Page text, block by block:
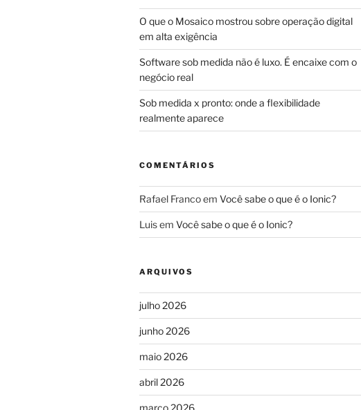
O que o Mosaico mostrou sobre operação digital
em alta exigência
Software sob medida não é luxo. É encaixe com o
negócio real
Sob medida x pronto: onde a flexibilidade
realmente aparece
COMENTÁRIOS
Rafael Francoem Você sabe o que é o Ionic?
Luisem Você sabe o que é o Ionic?
ARQUIVOS
julho 2026
junho 2026
maio 2026
abril 2026